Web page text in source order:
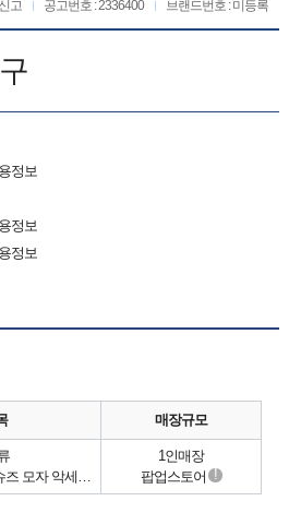
브랜드번호 : 미등록
공고번호 : 2336400
고
정보
정보
정보
매장규모
크리스탈 핸드메이드 핸드백 슈즈 모자 악세서리
1인매장
팝업스토어 !